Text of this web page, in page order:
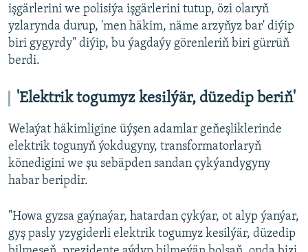
işgärlerini we polisiýa işgärlerini tutup, özi olaryň
yzlarynda durup, 'men häkim, näme arzyňyz bar' diýip
biri gygyrdy" diýip, bu ýagdaýy görenleriň biri gürrüň
berdi.
'Elektrik togumyz kesilýär, düzedip beriň'
Welaýat häkimligine üýşen adamlar geňeşliklerinde
elektrik togunyň ýokdugyny, transformatorlaryň
könedigini we şu sebäpden sandan çykýandygyny
habar beripdir.
"Howa gyzsa gaýnaýar, hatardan çykýar, ot alyp ýanýar,
gyş pasly yzygiderli elektrik togumyz kesilýär, düzedip